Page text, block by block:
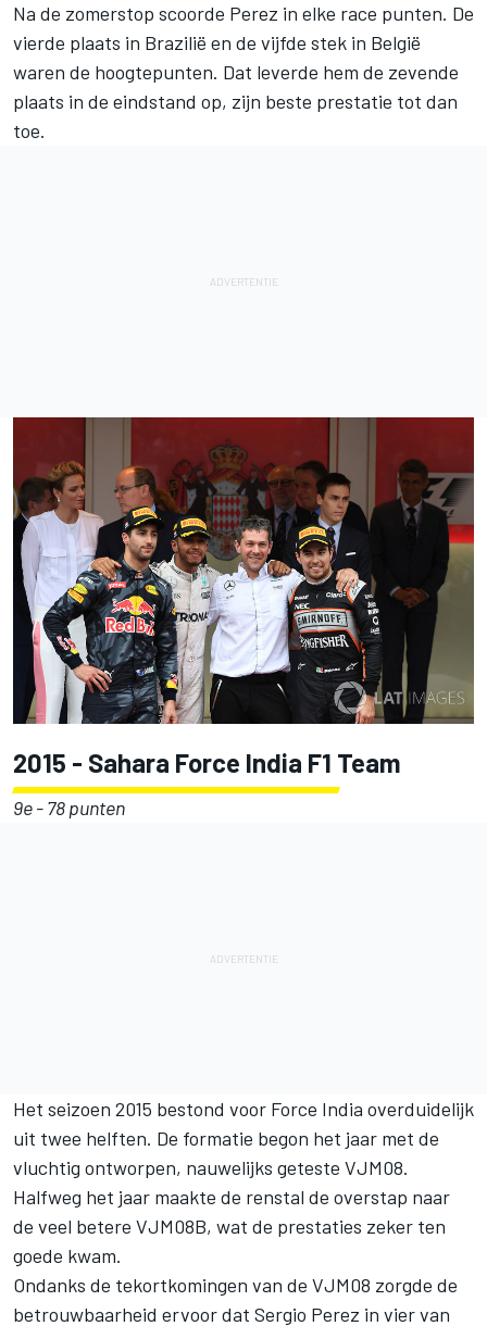
Na de zomerstop scoorde Perez in elke race punten. De
vierde plaats in Brazilië en de vijfde stek in België
waren de hoogtepunten. Dat leverde hem de zevende
plaats in de eindstand op, zijn beste prestatie tot dan
toe.
2015 - Sahara Force India F1 Team
9e - 78 punten
Het seizoen 2015 bestond voor Force India overduidelijk
uit twee helften. De formatie begon het jaar met de
vluchtig ontworpen, nauwelijks geteste VJM08.
Halfweg het jaar maakte de renstal de overstap naar
de veel betere VJM08B, wat de prestaties zeker ten
goede kwam.
Ondanks de tekortkomingen van de VJM08 zorgde de
betrouwbaarheid ervoor dat Sergio Perez in vier van